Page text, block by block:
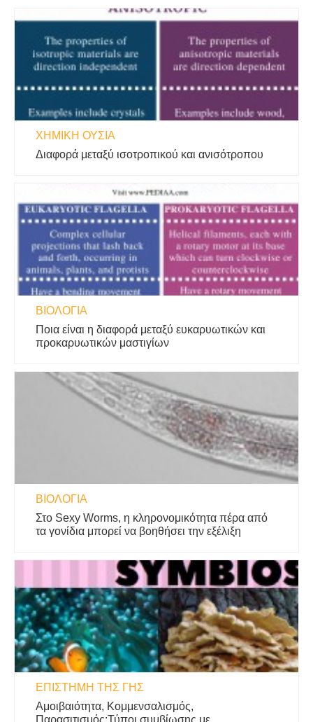
ΧΗΜΙΚΉ ΟΥΣΊΑ
Διαφορά μεταξύ ισοτροπικού και ανισότροπου
ΒΙΟΛΟΓΊΑ
Ποια είναι η διαφορά μεταξύ ευκαρυωτικών και
προκαρυωτικών μαστιγίων
ΒΙΟΛΟΓΊΑ
Στο Sexy Worms, η κληρονομικότητα πέρα ​​από
τα γονίδια μπορεί να βοηθήσει την εξέλιξη
ΕΠΙΣΤΉΜΗ ΤΗΣ ΓΗΣ
Αμοιβαιότητα, Κομμενσαλισμός,
Παρασιτισμός:Τύποι συμβίωσης με